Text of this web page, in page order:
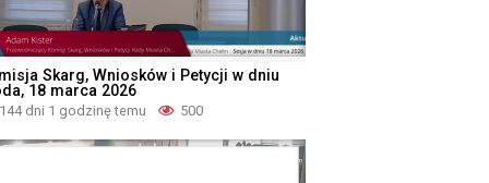
Skarg, Wniosków i Petycji w dniu
18 marca 2026
144 dni 1 godzinę temu 500